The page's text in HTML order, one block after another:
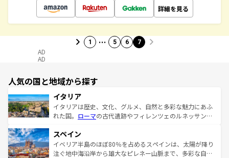
詳細を見る
1 … 5 6 7
AD
AD
人気の国と地域から探す
イタリア
イタリアは歴史、文化、グルメ、自然と多彩な魅力にあふ
れた国。 ローマの古代遺跡やフィレンツェのルネッサンス
ろん、トスカーナの美しい田園風景やアマルフィ海岸の絶
景など、自然景観も見逃せない。観光の合間には、本場の
ピザやパスタなど、絶品のイタリア料理を堪能することも
スペイン
イベリア半島のほぼ80％を占めるスペインは、太陽が降り
注ぐ地中海沿岸から雄大なピレネー山脈まで、多彩な自然